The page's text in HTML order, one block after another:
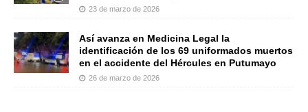
23 de marzo de 2026
Así avanza en Medicina Legal la
identificación de los 69 uniformados muertos
en el accidente del Hércules en Putumayo
26 de marzo de 2026